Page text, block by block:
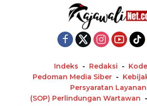
Indeks Redaksi
Pedoman Media Siber
Persyaratan Layanan
(SOP) Perlindungan Wartawan